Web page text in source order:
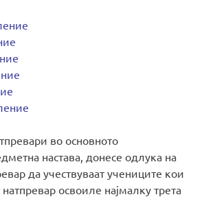
во основното
настава, донесе одлука на
да учествуваат учениците кои
освоиле најмалку трета